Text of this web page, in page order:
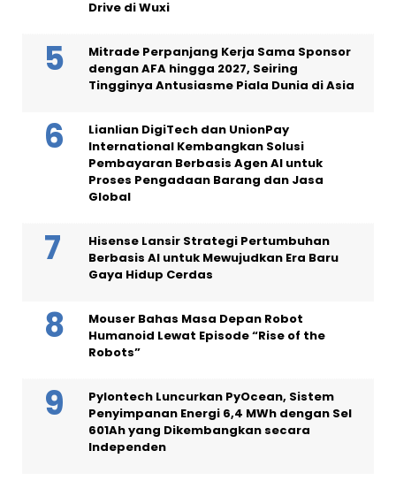
Drive di Wuxi
Mitrade Perpanjang Kerja Sama Sponsor
dengan AFA hingga 2027, Seiring
Tingginya Antusiasme Piala Dunia di Asia
Lianlian DigiTech dan UnionPay
International Kembangkan Solusi
Pembayaran Berbasis Agen AI untuk
Proses Pengadaan Barang dan Jasa
Global
Hisense Lansir Strategi Pertumbuhan
Berbasis AI untuk Mewujudkan Era Baru
Gaya Hidup Cerdas
Mouser Bahas Masa Depan Robot
Humanoid Lewat Episode “Rise of the
Robots”
Pylontech Luncurkan PyOcean, Sistem
Penyimpanan Energi 6,4 MWh dengan Sel
601Ah yang Dikembangkan secara
Independen